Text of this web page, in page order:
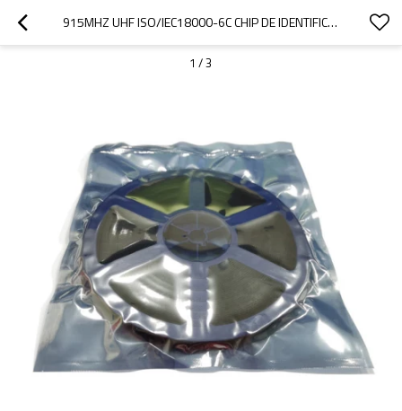
915MHZ UHF ISO/IEC18000-6C CHIP DE IDENTIFICACIÓN DE RADIOFRECUENCIA SOT323 ALC-390 HIGGS-9
1 /3